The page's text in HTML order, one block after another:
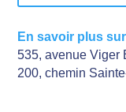
En savoir plus
535, avenue Viger
200, chemin